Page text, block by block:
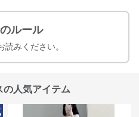
ルール
読みください。
の人気アイテム